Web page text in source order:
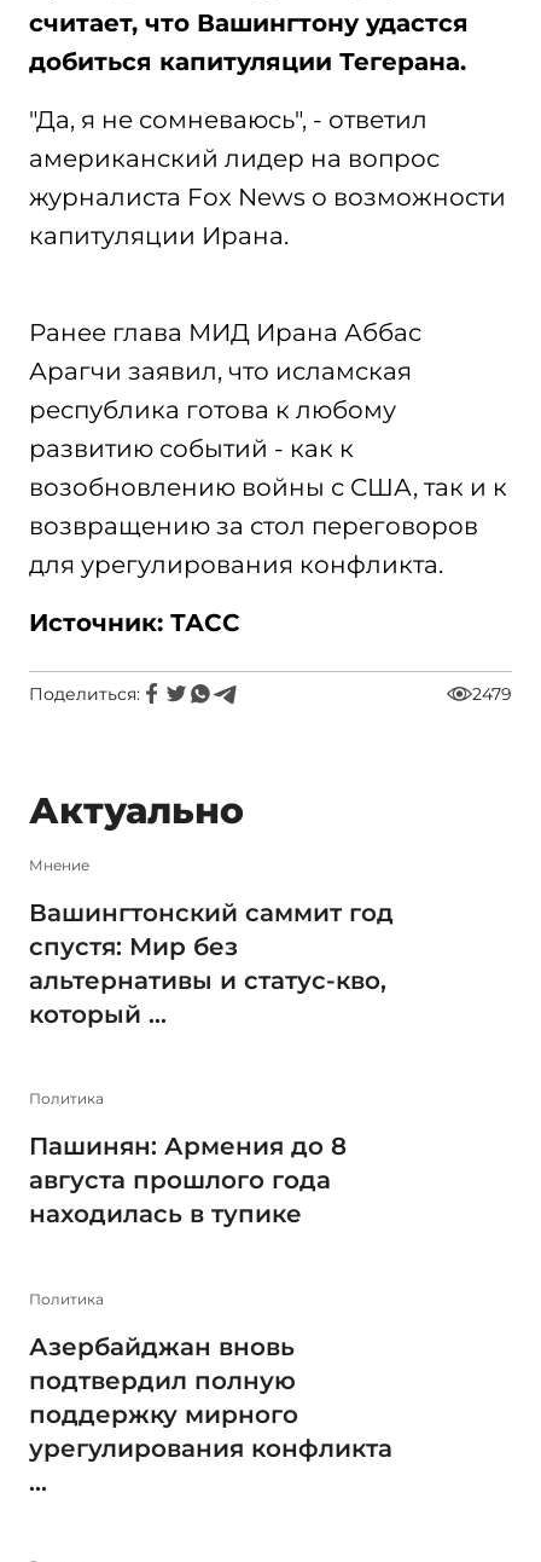
считает, что Вашингтону удастся
добиться капитуляции Тегерана.
"Да, я не сомневаюсь", - ответил
американский лидер на вопрос
журналиста Fox News о возможности
капитуляции Ирана.
Ранее глава МИД Ирана Аббас
Арагчи заявил, что исламская
республика готова к любому
развитию событий - как к
возобновлению войны с США, так и к
возвращению за стол переговоров
для урегулирования конфликта.
Источник: ТАСС
Поделиться: 2479
Актуально
Мнение
Вашингтонский саммит год
спустя: Мир без
альтернативы и статус-кво,
который ...
Политика
Пашинян: Армения до 8
августа прошлого года
находилась в тупике
Политика
Азербайджан вновь
подтвердил полную
поддержку мирного
урегулирования конфликта
...